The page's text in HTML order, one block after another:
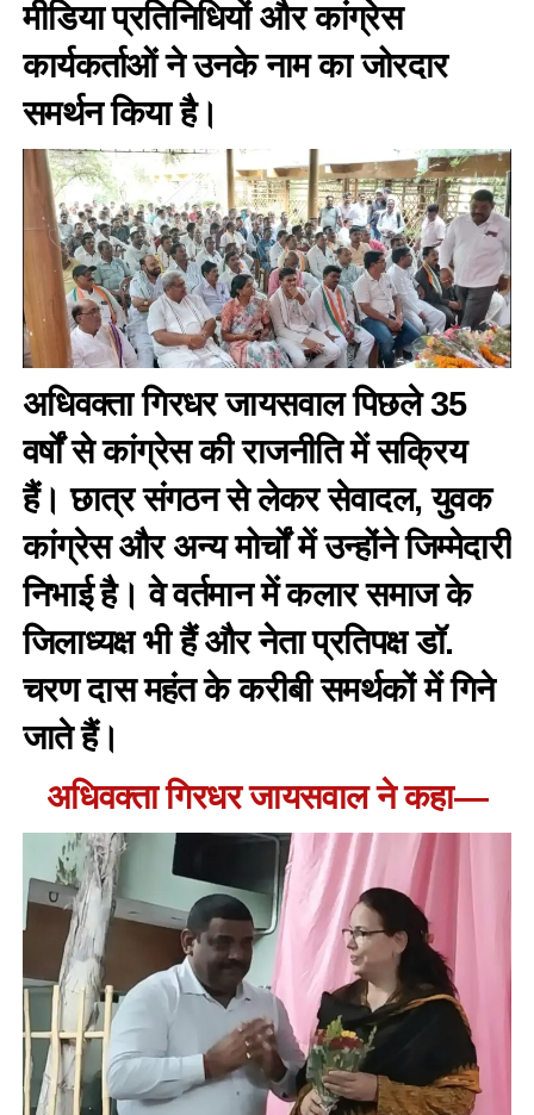
मीडिया प्रतिनिधियों और कांग्रेस
कार्यकर्ताओं ने उनके नाम का जोरदार
समर्थन किया है।
अधिवक्ता गिरधर जायसवाल पिछले 35
वर्षों से कांग्रेस की राजनीति में सक्रिय
हैं। छात्र संगठन से लेकर सेवादल, युवक
कांग्रेस और अन्य मोर्चों में उन्होंने जिम्मेदारी
निभाई है। वे वर्तमान में कलार समाज के
जिलाध्यक्ष भी हैं और नेता प्रतिपक्ष डॉ.
चरण दास महंत के करीबी समर्थकों में गिने
जाते हैं।
अधिवक्ता गिरधर जायसवाल ने कहा—